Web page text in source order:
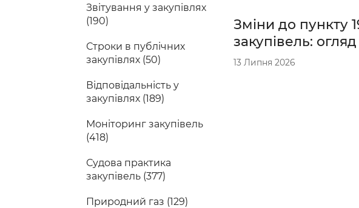
Звітування у закупівлях
(190)
Строки в публічних
закупівлях (50)
Відповідальність у
закупівлях (189)
Моніторинг закупівель
(418)
Судова практика
закупівель (377)
Природний газ (129)
Зміни до пункту
закупівель:
13 Липня 2026